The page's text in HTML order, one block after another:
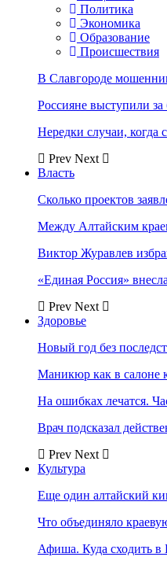
Политика
Экономика
Образование
Происшествия
В Славгороде
Россияне выступили
Нередки случаи, когда
Prev Next
Власть
Сколько проектов
Между Алтайским
Виктор Журавлев
«Единая Россия»
Prev Next
Здоровье
Новый год без
Маникюр как в салоне
На ошибках лечатся.
Врач подсказал
Prev Next
Культура
Еще один алтайский
Что объединяло
Афиша. Куда сходить в